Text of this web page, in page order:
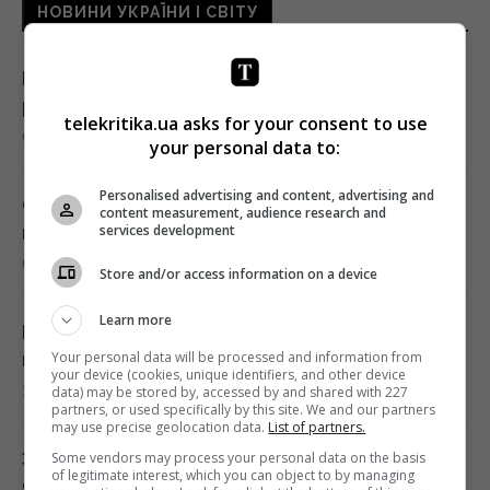
НОВИНИ УКРАЇНИ І СВІТУ
Росія просуває іноземним замовникам нову
ракету для Су-57, - ЗМІ
00:32 субота, 08 серпня 2026
Старий монітор ще рано викидати: як
використати його повторно з користю
00:05 субота, 08 серпня 2026
Вчені знайшли молоток зі слонової кістки
віком 500 000 років: про що він свідчить
23:58 п'ятниця, 07 серпня 2026
Зеленський відреагував на ухвалення
telekritika.ua asks for your consent to use
your personal data to:
Personalised advertising and content, advertising and
content measurement, audience research and
services development
Store and/or access information on a device
Learn more
Your personal data will be processed and information from
your device (cookies, unique identifiers, and other device
data) may be stored by, accessed by and shared with 227
partners, or used specifically by this site. We and our partners
may use precise geolocation data. List of partners.
Some vendors may process your personal data on the basis
of legitimate interest, which you can object to by managing